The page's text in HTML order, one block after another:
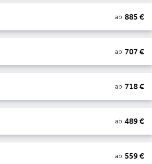
ab 885 €
ab 707 €
ab 718€
ab 489€
ab 559€